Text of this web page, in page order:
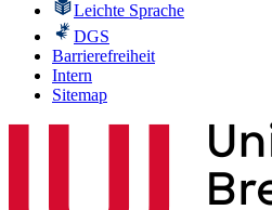
Leichte Sprache
DGS
Barrierefreiheit
Intern
Sitemap